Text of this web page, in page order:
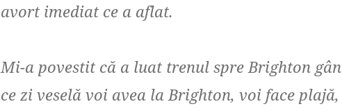
avort imediat ce a aflat.
Mi-a povestit că a luat trenul spre Brighton
ce zi veselă voi avea la Brighton, voi face